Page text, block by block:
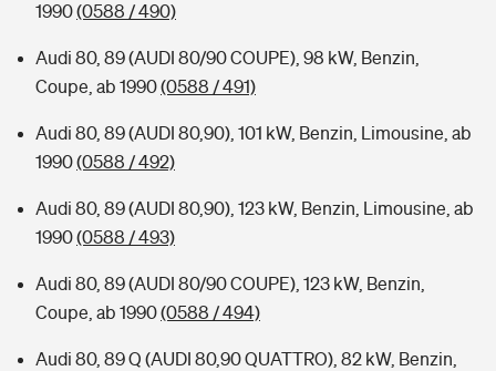
1990(0588 / 490)
Audi 80, 89 (AUDI 80/90 COUPE), 98 kW, Benzin,
Coupe, ab 1990(0588 / 491)
Audi 80, 89 (AUDI 80,90), 101 kW, Benzin, Limousine, ab
1990(0588 / 492)
Audi 80, 89 (AUDI 80,90), 123 kW, Benzin, Limousine, ab
1990(0588 / 493)
Audi 80, 89 (AUDI 80/90 COUPE), 123 kW, Benzin,
Coupe, ab 1990(0588 / 494)
Audi 80, 89 Q (AUDI 80,90 QUATTRO), 82 kW, Benzin,